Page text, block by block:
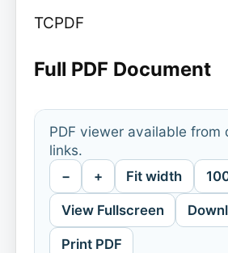
TCPDF
Full PDF Document
PDF viewer available from
links.
− + Fit width
View Fullscreen
Print PDF